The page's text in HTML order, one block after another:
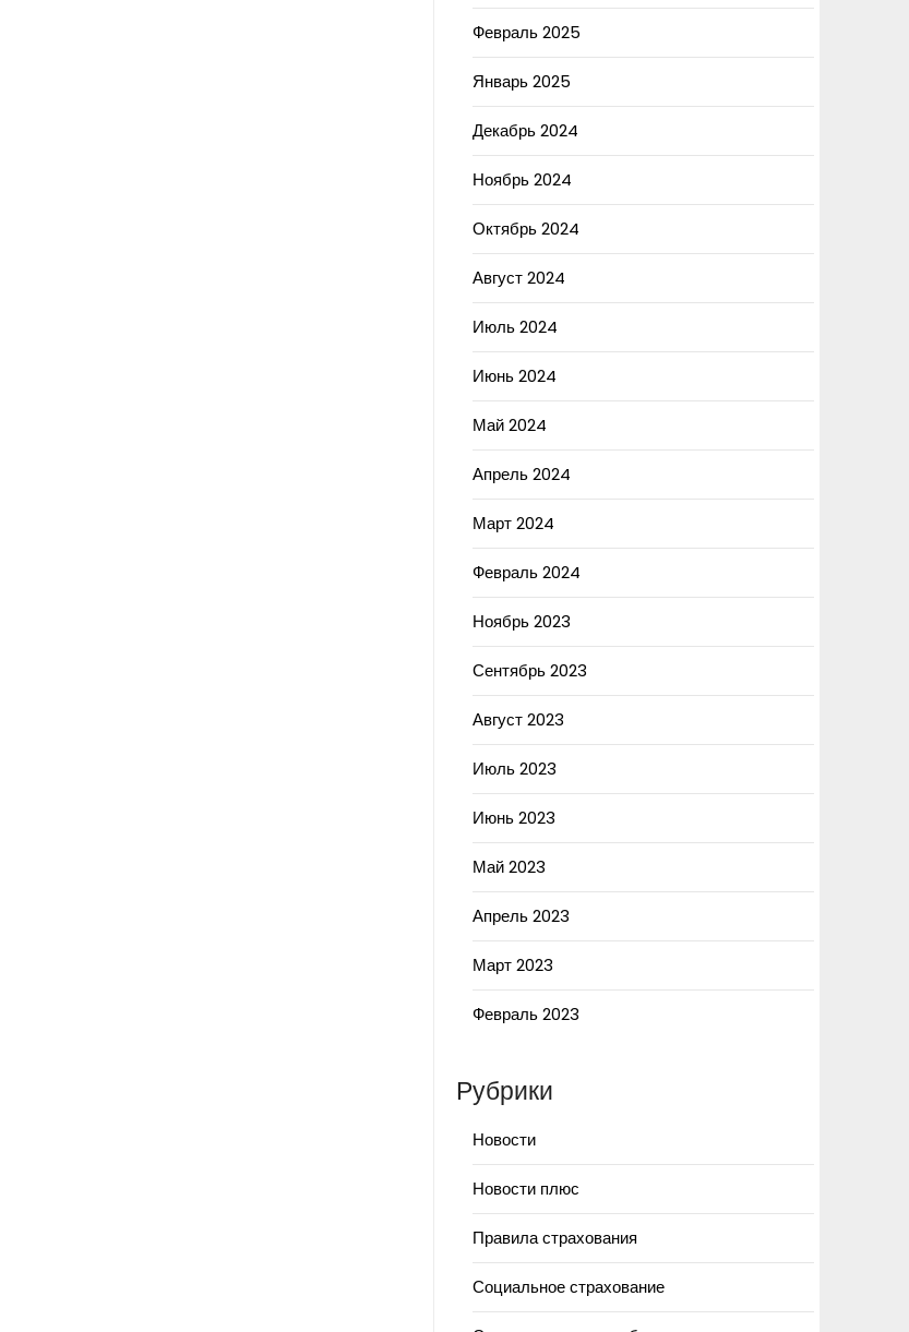
Февраль 2025
Январь 2025
Декабрь 2024
Ноябрь 2024
Октябрь 2024
Август 2024
Июль 2024
Июнь 2024
Май 2024
Апрель 2024
Март 2024
Февраль 2024
Ноябрь 2023
Сентябрь 2023
Август 2023
Июль 2023
Июнь 2023
Май 2023
Апрель 2023
Март 2023
Февраль 2023
Рубрики
Новости
Новости плюс
Правила страхования
Социальное страхование